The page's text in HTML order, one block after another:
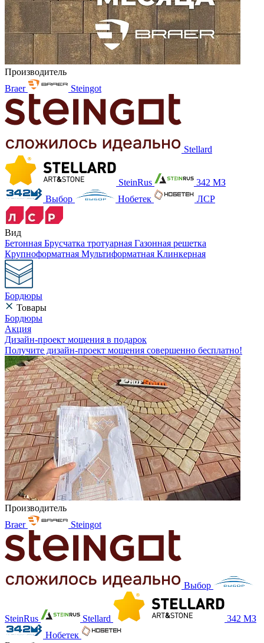
Производитель
Braer
Steingot
Stellard
SteinRus
342 МЗ
Выбор
Нобетек ЛСР
Вид
Бетонная Брусчатка тротуарная Газонная решетка
Крупноформатная Мультиформатная Клинкерная
Бордюры
Товары
Бордюры
Акция
Дизайн-проект мощения в подарок
Получите дизайн-проект мощения совершенно бесплатно!
Производитель
Braer
Steingot
Выбор
SteinRus Stellard
342 МЗ
Нобетек